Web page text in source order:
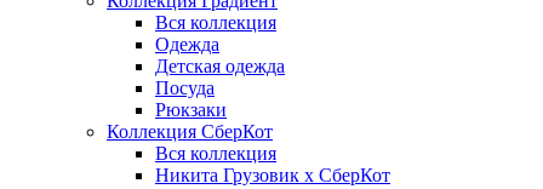
Вся коллекция
Одежда
Детская одежда
Посуда
Рюкзаки
Коллекция СберКот
Вся коллекция
Никита Грузовик х СберКот